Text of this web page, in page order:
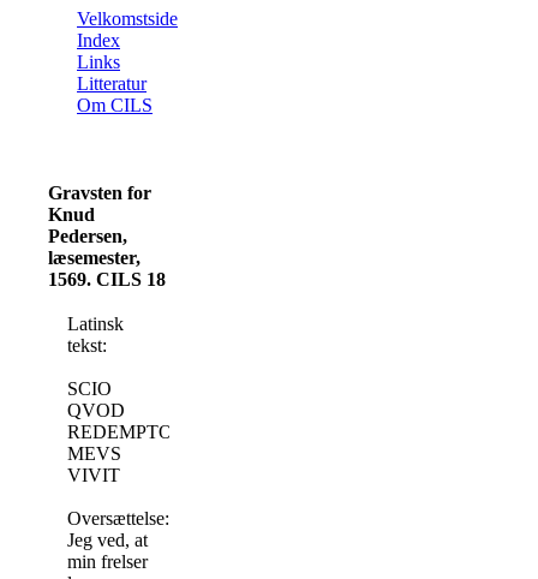
Velkomstside
Index
Links
Litteratur
Om CILS
Gravsten for
Knud
Pedersen,
læsemester,
1569. CILS 18
Latinsk
tekst:
SCIO
QVOD
REDEMPTOR
MEVS
VIVIT
Oversættelse:
Jeg ved, at
min frelser